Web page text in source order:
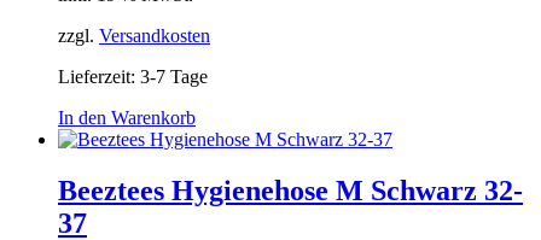
zzgl. Versandkosten
Lieferzeit: 3-7 Tage
In den Warenkorb
Beeztees Hygienehose M Schwarz 32-
37